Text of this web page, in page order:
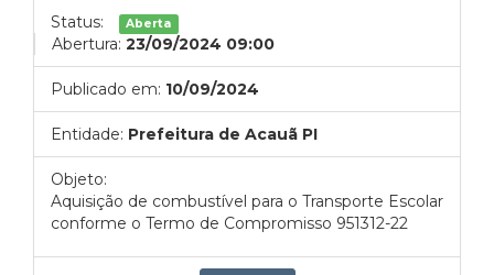
Status: Aberta
Abertura: 23/09/2024 09:00
Publicado em: 10/09/2024
Entidade: Prefeitura de Acauã PI
Objeto:
Aquisição de combustível para o Transporte Escolar
conforme o Termo de Compromisso 951312-22